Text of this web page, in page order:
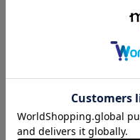
読みもの